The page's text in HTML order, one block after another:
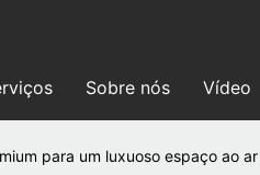
Sobre nós Vídeo
para um luxuoso espaço ao